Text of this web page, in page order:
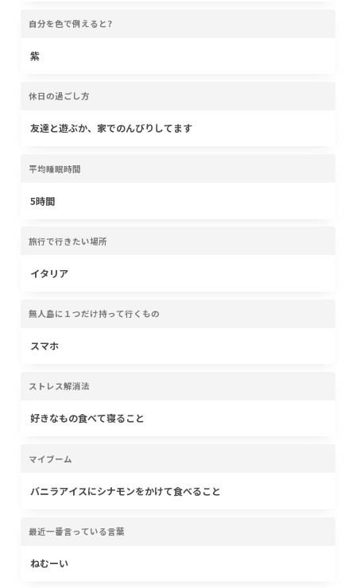
自分を色で例えると?
紫
休日の過ごし方
友達と遊ぶか、家でのんびりしてます
平均睡眠時間
5時間
旅行で行きたい場所
イタリア
無人島に１つだけ持って行くもの
スマホ
ストレス解消法
好きなもの食べて寝ること
マイブーム
バニラアイスにシナモンをかけて食べること
最近一番言っている言葉
ねむーい